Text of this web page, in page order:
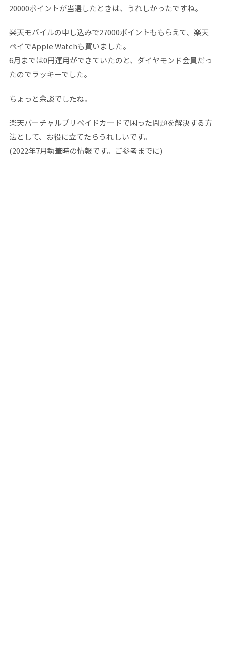
20000ポイントが当選したときは、うれしかったですね。
楽天モバイルの申し込みで27000ポイントももらえて、楽天
ペイでApple Watchも買いました。
6月までは0円運用ができていたのと、ダイヤモンド会員だっ
たのでラッキーでした。
ちょっと余談でしたね。
楽天バーチャルプリペイドカードで困った問題を解決する方
法として、お役に立てたらうれしいです。
(2022年7月執筆時の情報です。ご参考までに)